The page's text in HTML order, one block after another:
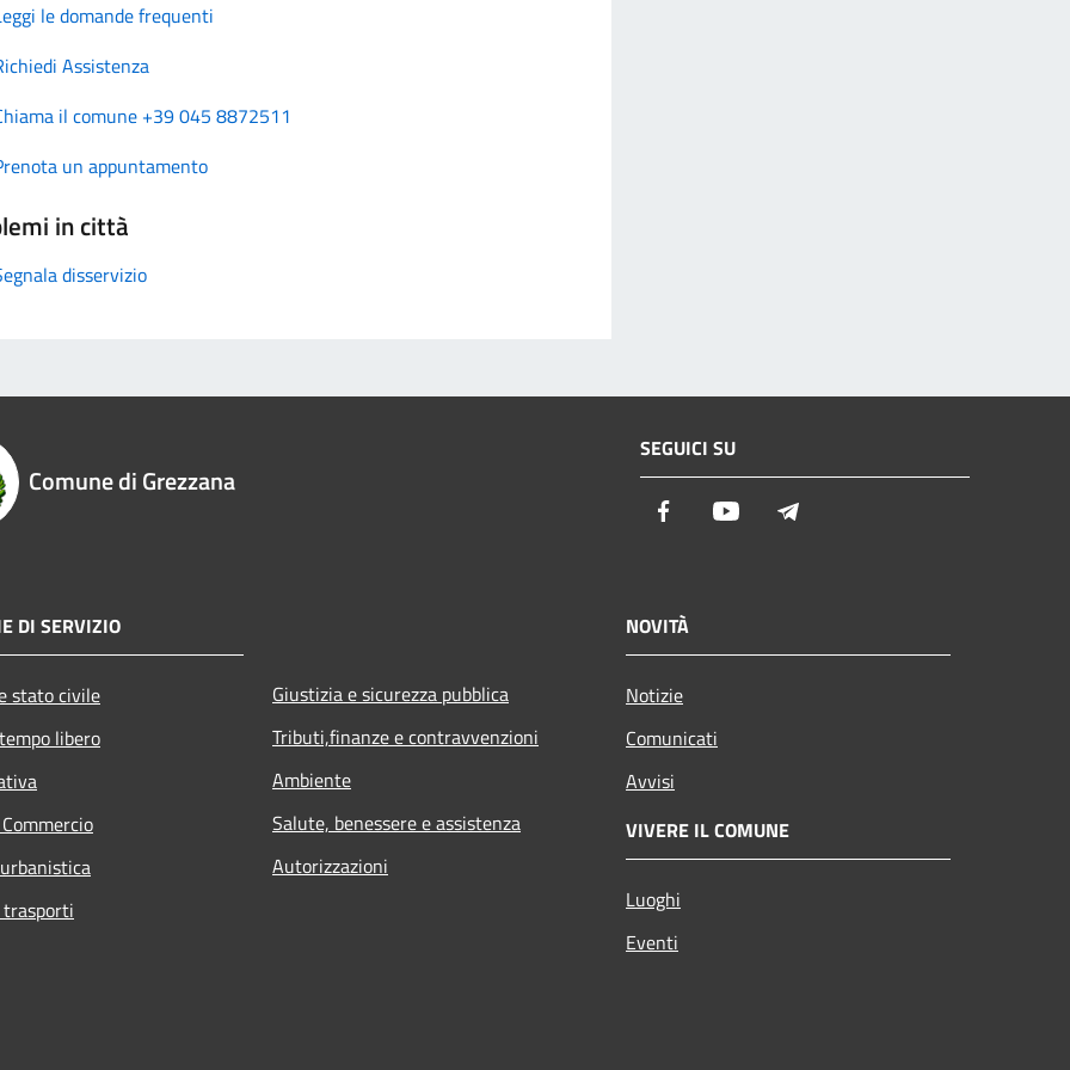
le domande frequenti
Assistenza
il comune +39 045 8872511
un appuntamento
in città
disservizio
Comune di Grezzana
SEGUICI SU
Facebook Youtube
DI SERVIZIO
stato civile
libero
Giustizia e sicurezza pubblica
Tributi,finanze e contravvenzioni
Ambiente
Salute, benessere e assistenza
Autorizzazioni
NOVITÀ
Notizie
Comunicati
Avvisi
VIVERE IL COMUNE
Luoghi
Eventi